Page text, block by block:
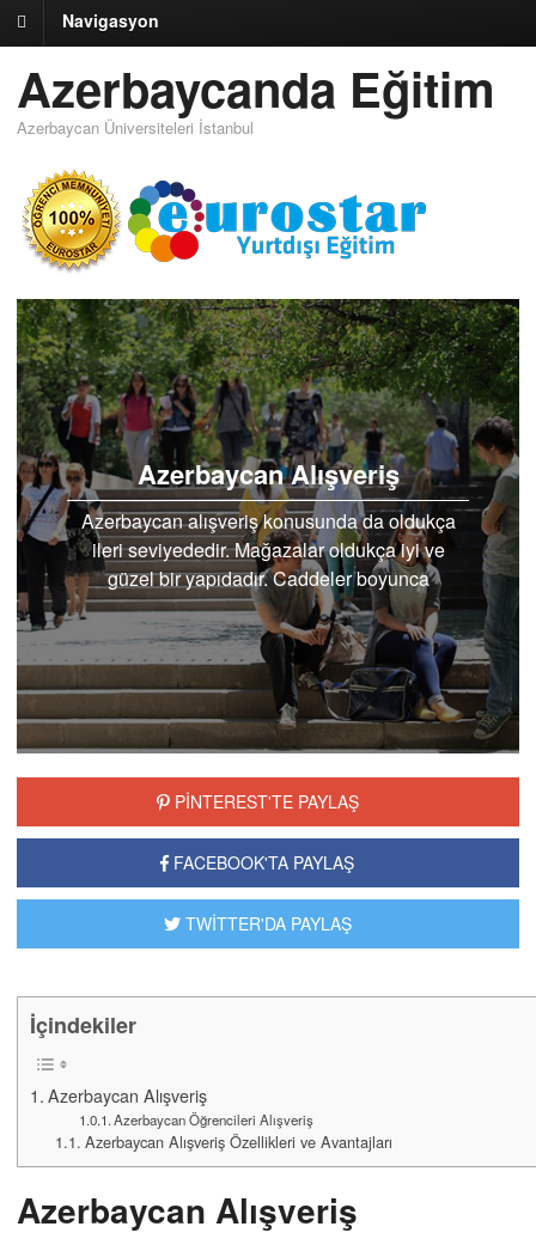
Navigasyon
Azerbaycanda Eğitim
Azerbaycan Üniversiteleri İstanbul
Azerbaycan Alışveriş
Azerbaycan alışveriş konusunda da oldukça
ileri seviyededir. Mağazalar oldukça iyi ve
güzel bir yapıdadır. Caddeler boyunca
dilediği...
PİNTEREST'TE PAYLAŞ
FACEBOOK'TA PAYLAŞ
TWİTTER'DA PAYLAŞ
İçindekiler
Azerbaycan Alışveriş
Azerbaycan Öğrencileri Alışveriş
Azerbaycan Alışveriş Özellikleri ve Avantajları
Azerbaycan Alışveriş